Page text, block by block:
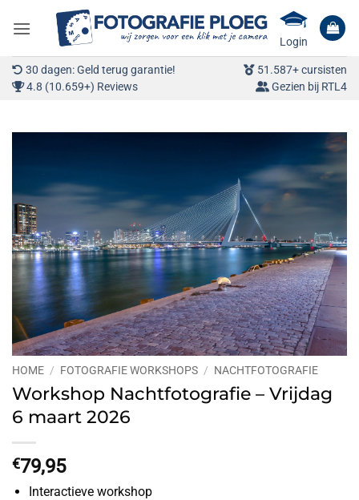
naar
Login
30 dagen: Geld terug garantie!
51.587+ cursisten
4.8 (10.659+) Reviews
Gezien bij RTL4
HOME / FOTOGRAFIE WORKSHOPS / NACHTFOTOGRAFIE
Workshop Nachtfotografie – Vrijdag
6 maart 2026
€79,95
Interactieve workshop